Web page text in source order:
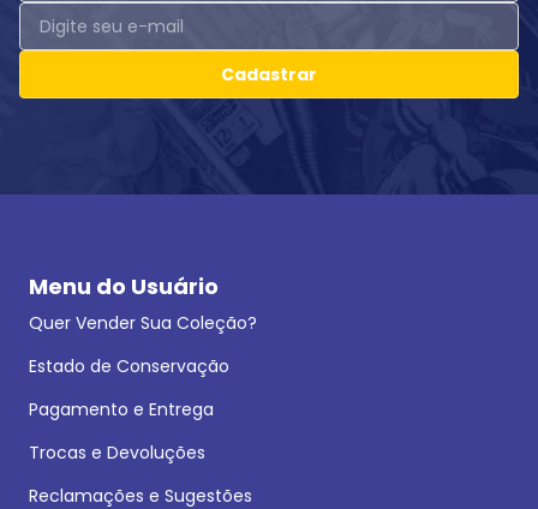
Cadastrar
Menu do Usuário
Quer Vender Sua Coleção?
Estado de Conservação
Pagamento e Entrega
Trocas e Devoluções
Reclamações e Sugestões